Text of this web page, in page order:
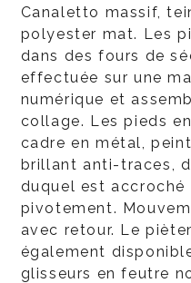
Canaletto massif,
polyester mat. Les
dans des fours de
effectuée sur une
numérique et
collage. Les pieds
cadre en métal,
brillant anti-traces,
duquel est accroché
pivotement.
avec retour. Le
également
glisseurs en feutre